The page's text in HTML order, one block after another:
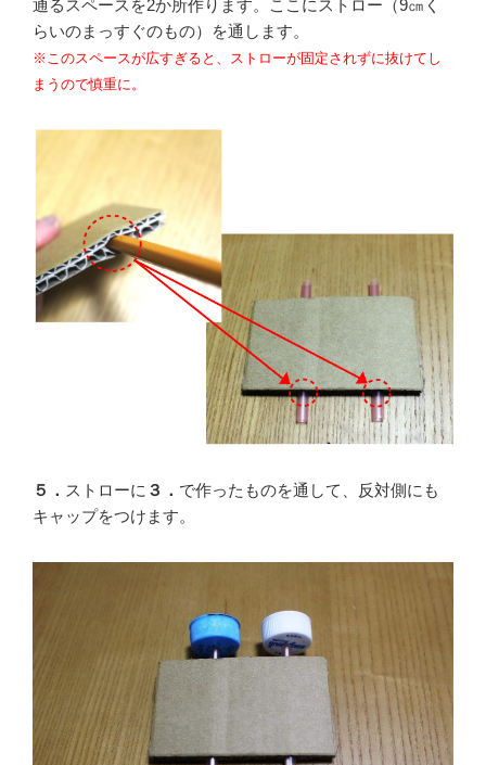
通るスペースを2か所作ります。ここにストロー（9㎝く
らいのまっすぐのもの）を通します。
※このスペースが広すぎると、ストローが固定されずに抜けてし
まうので慎重に。
５． ストローに ３． で作ったものを通して、反対側にも
キャップをつけます。